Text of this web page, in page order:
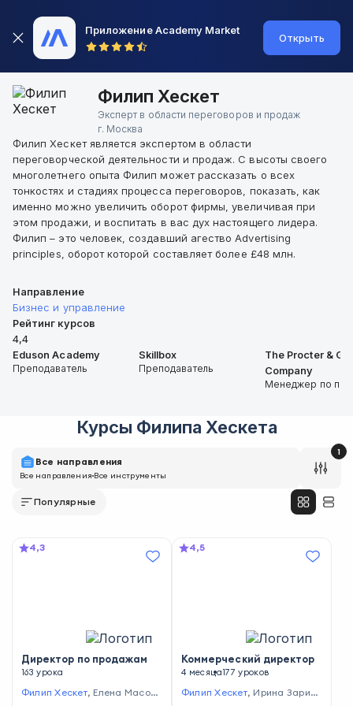
Приложение Academy Market
Открыть
Филип Хескет
Эксперт в области переговоров и продаж
г. Москва
Филип Хескет является экспертом в области
переговорческой деятельности и продаж. С высоты своего
многолетнего опыта Филип может рассказать о всех
тонкостях и стадиях процесса переговоров, показать, как
именно можно увеличить оборот фирмы, увеличивая при
этом продажи, и воспитать в вас дух настоящего лидера.
Филип – это человек, создавший агество Advertising
principles, оборот которой составляет более £48 млн.
Направление
Бизнес и управление
Рейтинг курсов
4,4
Eduson Academy
Преподаватель
Skillbox
Преподаватель
The Procter &
Company
Менеджер по
Курсы Филипа Хескета
Все направления
Все направленияВсе инструменты
1
Популярные
4,3
Директор по продажам
163 урока
Филип Хескет, Елена Масоло
4,5
Коммерческий директор
4 месяца177 уроков
Филип Хескет, Ирина Зарин